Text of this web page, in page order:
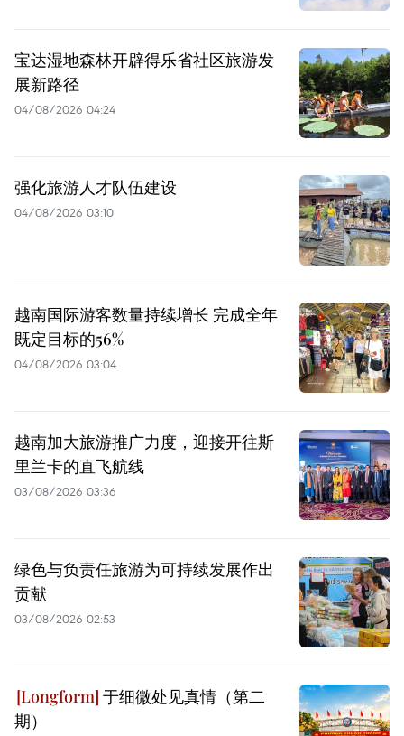
宝达湿地森林开辟得乐省社区旅游发
展新路径
04/08/2026 04:24
强化旅游人才队伍建设
04/08/2026 03:10
越南国际游客数量持续增长 完成全年
既定目标的56%
04/08/2026 03:04
越南加大旅游推广力度，迎接开往斯
里兰卡的直飞航线
03/08/2026 03:36
绿色与负责任旅游为可持续发展作出
贡献
03/08/2026 02:53
于细微处见真情（第二
期）